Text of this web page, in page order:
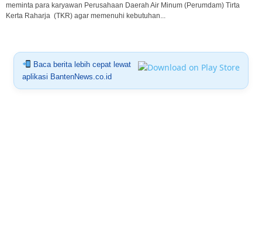
meminta para karyawan Perusahaan Daerah Air Minum (Perumdam) Tirta
Kerta Raharja (TKR) agar memenuhi kebutuhan...
Baca berita lebih cepat lewat
aplikasi BantenNews.co.id